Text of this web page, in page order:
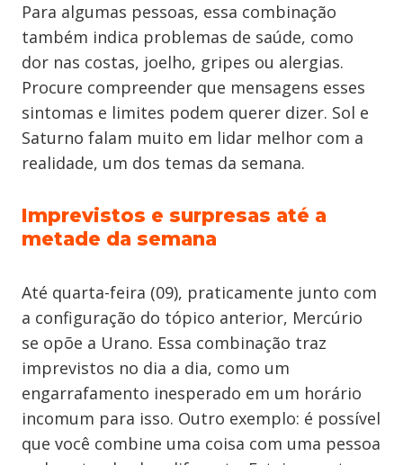
Para algumas pessoas, essa combinação
também indica problemas de saúde, como
dor nas costas, joelho, gripes ou alergias.
Procure compreender que mensagens esses
sintomas e limites podem querer dizer. Sol e
Saturno falam muito em lidar melhor com a
realidade, um dos temas da semana.
Imprevistos e surpresas até a
metade da semana
Até quarta-feira (09), praticamente junto com
a configuração do tópico anterior, Mercúrio
se opõe a Urano. Essa combinação traz
imprevistos no dia a dia, como um
engarrafamento inesperado em um horário
incomum para isso. Outro exemplo: é possível
que você combine uma coisa com uma pessoa